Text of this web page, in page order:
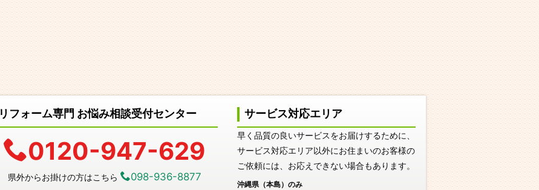
リフォーム専門 お悩み相談受付センター
0120-947-629
県外からお掛けの方はこちら 098-936-8877
サービス対応エリア
早く品質の良いサービスをお届けするために、
サービス対応エリア以外にお住まいのお客様の
ご依頼には、お応えできない場合もあります。
沖縄県（本島）のみ